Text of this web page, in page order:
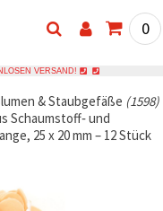
0
VERSAND!
& Staubgefäße (1598)
Schaumstoff‑ und
25 x 20 mm – 12 Stück